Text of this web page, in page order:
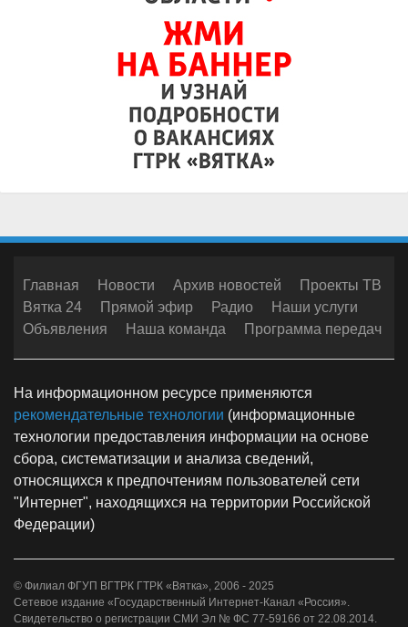
Главная Новости Архив новостей
Проекты ТВ
Вятка 24
Прямой эфир Радио
Наши услуги
Объявления
Наша команда Программа передач
На информационном ресурсе применяются
рекомендательные технологии (информационные
технологии предоставления информации на основе
сбора, систематизации и анализа сведений,
относящихся к предпочтениям пользователей сети
"Интернет", находящихся на территории Российской
Федерации)
© Филиал ФГУП ВГТРК ГТРК «Вятка», 2006 - 2025
Сетевое издание «Государственный Интернет-Канал «Россия».
Свидетельство о регистрации СМИ Эл № ФС 77-59166 от 22.08.2014.